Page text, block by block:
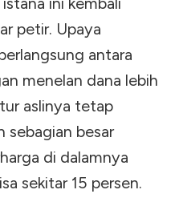
petir. Upaya
antara
menelan dana lebih
aslinya tetap
sebagian besar
di dalamnya
sekitar 15 persen.